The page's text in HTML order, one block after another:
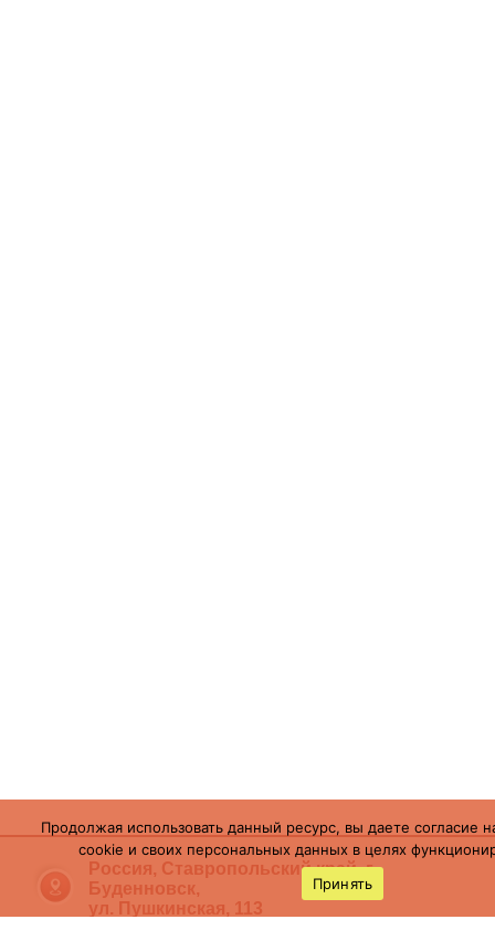
Россия, Ставропольский край, г.
Буденновск,
ул. Пушкинская, 113
Продолжая использовать данный ресурс, вы даете согласие
cookie и своих персональных данных в целях
Принять